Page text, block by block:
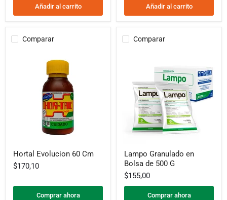
Añadir al carrito Añadir al carrito
Comparar
Evolucion
60
Cm
Hortal Evolucion 60 Cm
$170,10
Comprar ahora
Comparar
Granulado
en
Bolsa
de
500
Lampo Granulado en
Bolsa de 500 G
$155,00
Comprar ahora